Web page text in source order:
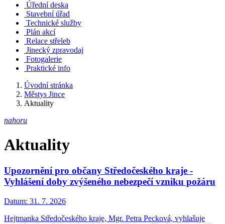
Úřední deska
Stavební úřad
Technické služby
Plán akcí
Relace střeleb
Jinecký zpravodaj
Fotogalerie
Praktické info
Úvodní stránka
Městys Jince
Aktuality
nahoru
Aktuality
Upozornění pro občany Středočeského kraje -
Vyhlášení doby zvýšeného nebezpečí vzniku požáru
Datum: 31. 7. 2026
Hejtmanka Středočeského kraje, Mgr. Petra Pecková, vyhlašuje